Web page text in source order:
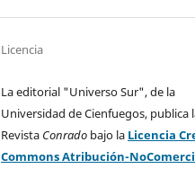
Licencia
La editorial "Universo Sur", de la
Universidad de Cienfuegos, publica
Revista Conrado bajo la Licencia
Commons Atribución-